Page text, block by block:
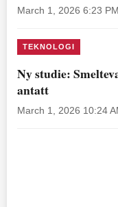
March 1, 2026 6:23 PM
TEKNOLOGI
Ny studie:
antatt
March 1, 2026 10:24